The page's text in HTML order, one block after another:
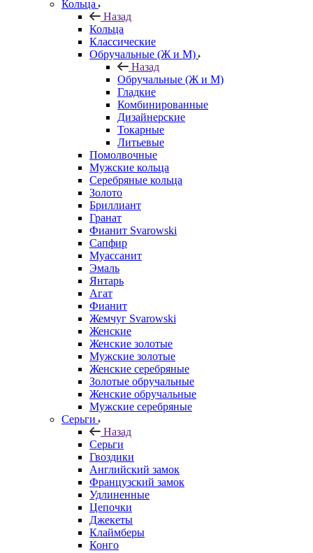
Кольца
Назад
Кольца
Классические
Обручальные (Ж и М)
Назад
Обручальные (Ж и М)
Гладкие
Комбинированные
Дизайнерские
Токарные
Литьевые
Помолвочные
Мужские кольца
Серебряные кольца
Золото
Бриллиант
Гранат
Фианит Svarowski
Сапфир
Муассанит
Эмаль
Янтарь
Агат
Фианит
Жемчуг Svarowski
Женские
Женские золотые
Мужские золотые
Женские серебряные
Золотые обручальные
Женские обручальные
Мужские серебряные
Серьги
Назад
Серьги
Гвоздики
Английский замок
Французский замок
Удлиненные
Цепочки
Джекеты
Клаймберы
Конго